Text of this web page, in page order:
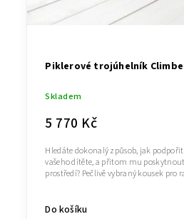
Piklerové trojúhelník
Skladem
5 770 Kč
Do košíku
Hledáte dokonalý způsob, jak
vašeho dítěte, a přitom mu
prostředí? Pečlivě vybraný kousek pro